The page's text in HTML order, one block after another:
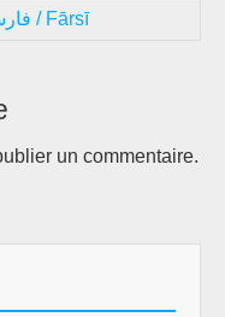
فارسی / Fārsī
un commentaire.